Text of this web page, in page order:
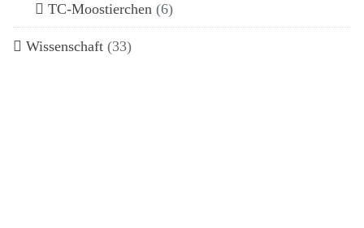
TC-Moostierchen (6)
Wissenschaft (33)